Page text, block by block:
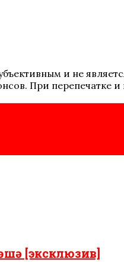
и не
При перепечатке
[эксклюзив]